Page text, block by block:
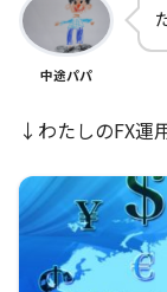
中途パパ
↓わたしのFX運